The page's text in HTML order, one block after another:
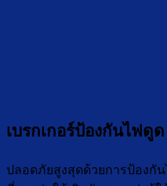
เบรกเกอร์ป้องกันไฟดูด
ปลอดภัยสูงสุดด้วยการป้องกั